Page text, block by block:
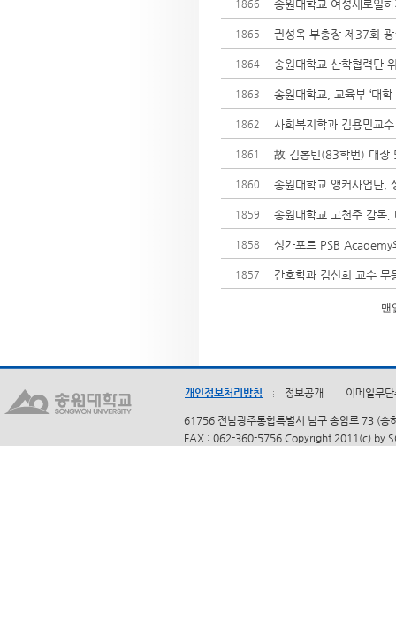
1866 송원대학교 여성새로일
1865 권성옥 부총장 제37회
1864 송원대학교 산학협력단
1863 송원대학교, 교육부 ‘대
1862 사회복지학과 김용민교
1861 故 김홍빈(83학번) 대장
1860 송원대학교 앵커사업단,
1859 송원대학교 고천주 감독,
1858 싱가포르 PSB
1857 간호학과 김선희 교수 무
맨
개인정보처리방침 정보공개 이메일무
61756 전남광주통합특별시 남구 송암로 73 (
FAX : 062-360-5756 Copyright 2011(c) by